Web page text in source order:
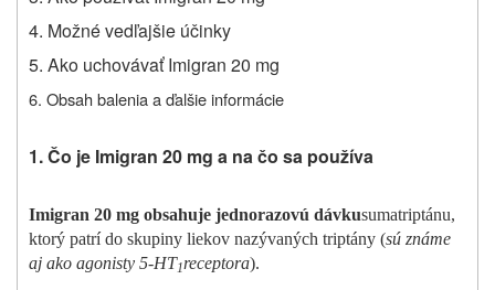
4. Možné vedľajšie účinky
5. Ako uchovávať Imigran 20 mg
6. Obsah balenia a ďalšie informácie
1. Čo je Imigran 20 mg a na čo sa používa
Imigran 20 mg obsahuje jednorazovú dávkusumatriptánu,
ktorý patrí do skupiny liekov nazývaných triptány (sú známe
aj ako agonisty 5‑HT1receptora).